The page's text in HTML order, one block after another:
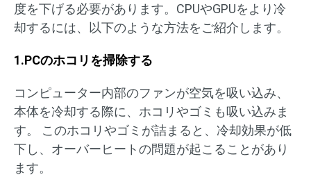
度を下げる必要があります。CPUやGPUをより冷
却するには、以下のような方法をご紹介します。
1.PCのホコリを掃除する
コンピューター内部のファンが空気を吸い込み、
本体を冷却する際に、ホコリやゴミも吸い込みま
す。 このホコリやゴミが詰まると、冷却効果が低
下し、オーバーヒートの問題が起こることがあり
ます。